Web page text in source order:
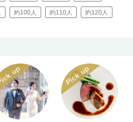
約100人 約110人 約120人